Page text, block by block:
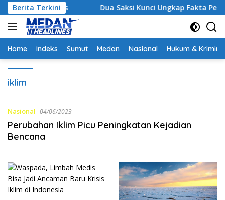
Langsung
ke
konten
Berita Terkini Dua Saksi Kunci Ungkap Fakta Persidangan
Home Indeks Sumut Medan Nasional Hukum &
iklim
Nasional 04/06/2023
Perubahan Iklim Picu Peningkatan Kejadian
Bencana